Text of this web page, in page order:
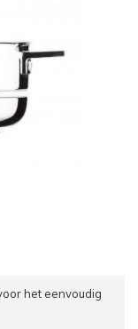
het eenvoudig